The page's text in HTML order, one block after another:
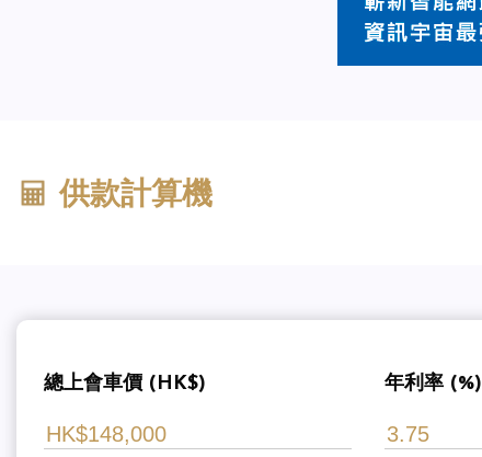
供款計算機
總上會車價 (HK$) 年利率 (%)